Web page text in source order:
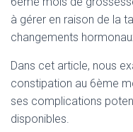
à gérer en raison de la
changements
Dans cet article, nous
constipation au 6ème
ses complications
disponibles.